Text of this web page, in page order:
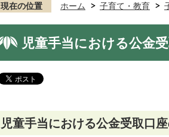
現在の位置 ホーム 子育て・教育
児童手当における公金
児童手当における公金受取口